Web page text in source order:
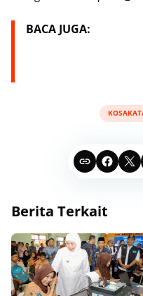
BACA JUGA:
Berita Terkait